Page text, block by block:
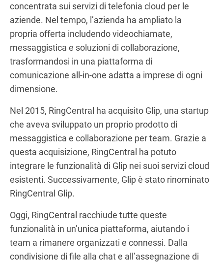
concentrata sui servizi di telefonia cloud per le
aziende. Nel tempo, l’azienda ha ampliato la
propria offerta includendo videochiamate,
messaggistica e soluzioni di collaborazione,
trasformandosi in una piattaforma di
comunicazione all-in-one adatta a imprese di ogni
dimensione.
Nel 2015, RingCentral ha acquisito Glip, una startup
che aveva sviluppato un proprio prodotto di
messaggistica e collaborazione per team. Grazie a
questa acquisizione, RingCentral ha potuto
integrare le funzionalità di Glip nei suoi servizi cloud
esistenti. Successivamente, Glip è stato rinominato
RingCentral Glip.
Oggi, RingCentral racchiude tutte queste
funzionalità in un’unica piattaforma, aiutando i
team a rimanere organizzati e connessi. Dalla
condivisione di file alla chat e all’assegnazione di